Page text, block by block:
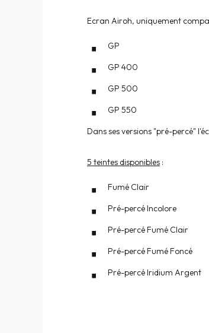
Ecran Airoh, uniquement
GP
GP 400
GP 500
GP 550
Dans ses versions "pré-percé"
5 teintes disponibles :
Fumé Clair
Pré-percé Incolore
Pré-percé Fumé Clair
Pré-percé Fumé Foncé
Pré-percé Iridium Argent